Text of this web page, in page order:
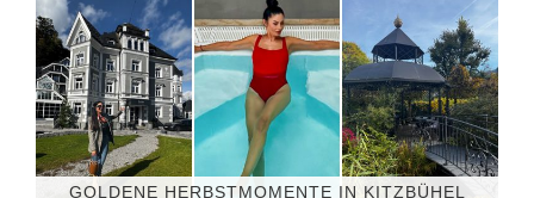
GOLDENE HERBSTMOMENTE IN KITZBÜHEL